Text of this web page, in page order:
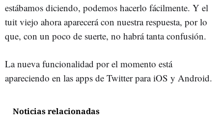
estábamos diciendo, podemos hacerlo fácilmente. Y el
tuit viejo ahora aparecerá con nuestra respuesta, por lo
que, con un poco de suerte, no habrá tanta confusión.
La nueva funcionalidad por el momento está
apareciendo en las apps de Twitter para iOS y Android.
Noticias relacionadas